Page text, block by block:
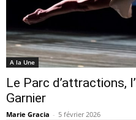
A la Une
Le Parc d’attractions,
Garnier
Marie Gracia - 5 février 2026